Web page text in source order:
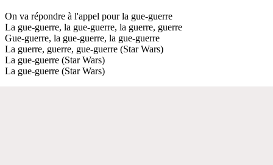
On va répondre à l'appel pour la gue-guerre
La gue-guerre, la gue-guerre, la guerre, guerre
Gue-guerre, la gue-guerre, la gue-guerre
La guerre, guerre, gue-guerre (Star Wars)
La gue-guerre (Star Wars)
La gue-guerre (Star Wars)